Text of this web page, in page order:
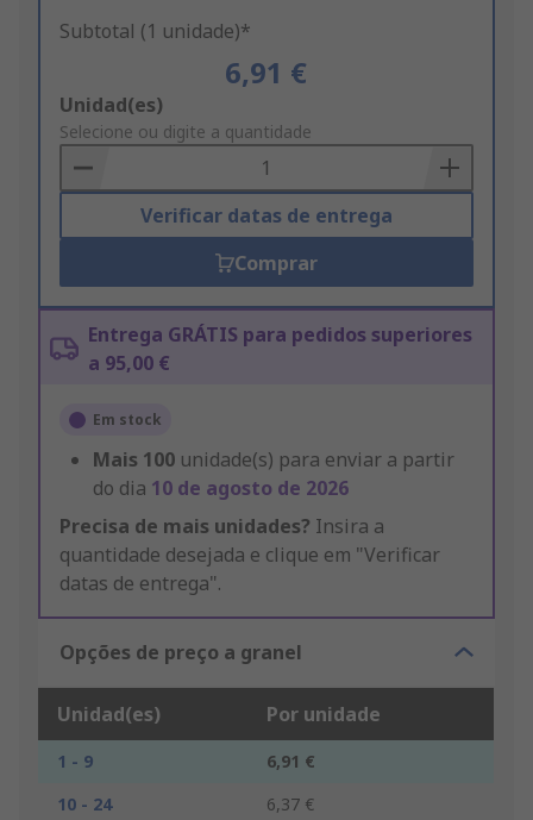
Subtotal (1 unidade)*
6,91 €
Add
to
Basket
Unidad(es)
Selecione ou digite a quantidade
Verificar datas de entrega
Comprar
Entrega GRÁTIS para pedidos superiores
a 95,00 €
Em stock
Mais 100 unidade(s) para enviar a partir
do dia 10 de agosto de 2026
Precisa de mais unidades? Insira a
quantidade desejada e clique em "Verificar
datas de entrega".
Opções de preço a granel
Unidad(es) Por unidade
1 - 9
6,91 €
10 - 24
6,37 €